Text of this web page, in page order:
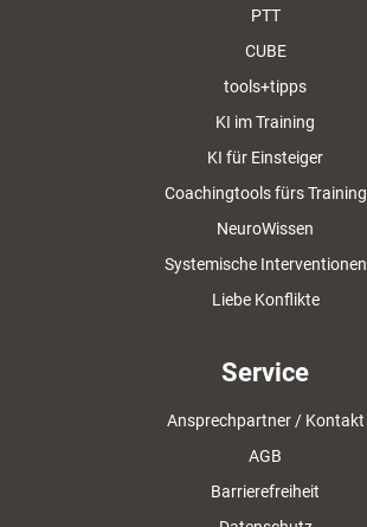
PTT
CUBE
tools+tipps
KI im Training
KI für Einsteiger
Coachingtools fürs Training
NeuroWissen
Systemische Interventionen
Liebe Konflikte
Service
Ansprechpartner / Kontakt
AGB
Barrierefreiheit